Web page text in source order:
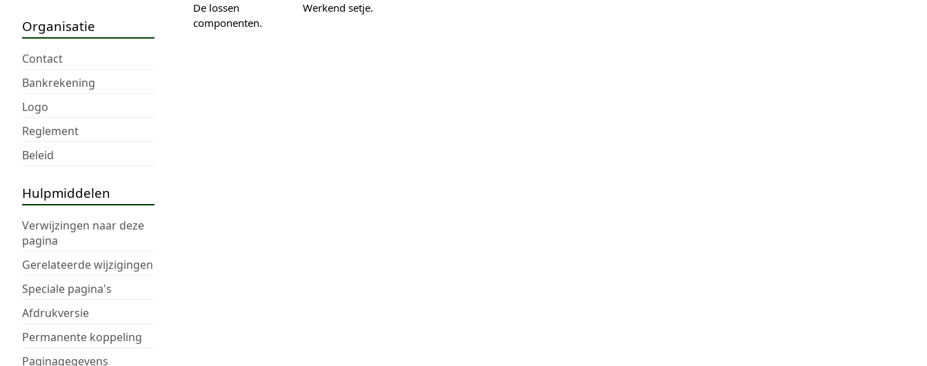
Organisatie
Contact
Bankrekening
Logo
Reglement
Beleid
Hulpmiddelen
Verwijzingen naar deze
pagina
Gerelateerde wijzigingen
Speciale pagina's
Afdrukversie
Permanente koppeling
Paginagegevens
De lossen
componenten.
Werkend setje.